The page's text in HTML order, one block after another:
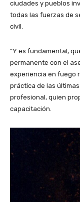
ciudades y pueblos
todas las fuerzas de
civil.
“Y es fundamental,
permanente con el
experiencia en fuego
práctica de las
profesional, quien
capacitación.